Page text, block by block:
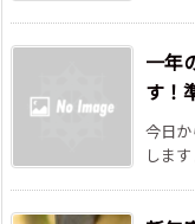
一年
す！
今日
しま